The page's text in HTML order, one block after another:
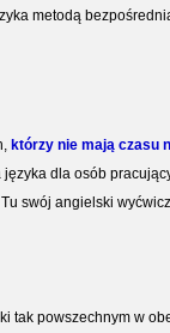
metodą
którzy nie mają czasu
dla osób
swój angielski
tak powszechnym w